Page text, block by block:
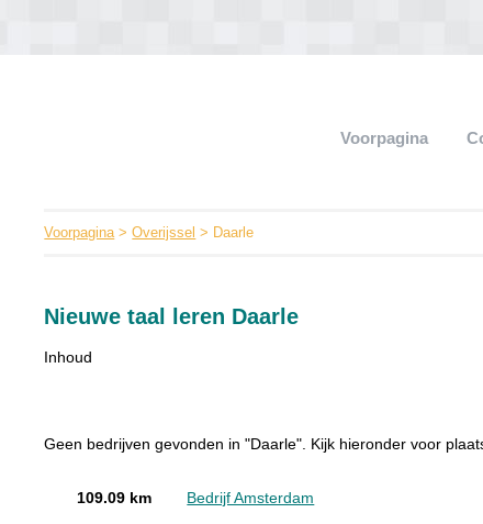
Voorpagina
Voorpagina>Overijssel > Daarle
Nieuwe taal leren Daarle
Inhoud
Geen bedrijven gevonden in "Daarle". Kijk hieronder voor
109.09 km Bedrijf Amsterdam